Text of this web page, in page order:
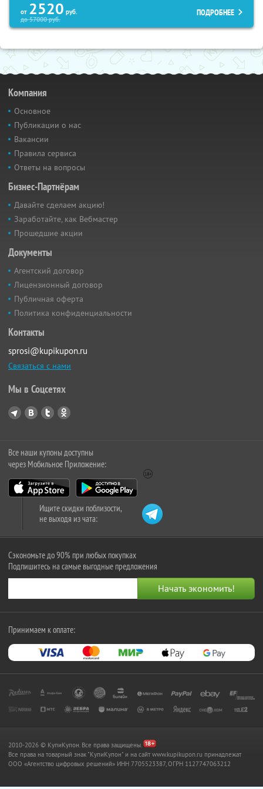
от 2520 руб.
до57000руб.
ПОДРОБНЕЕ
Компания
Основное
Публикации о нас
Вакансии
Правила сервиса
Ответы на вопросы
Бизнес-Партнёрам
Давайте сделаем акцию!
Заработайте, как Вебмастер
Прошедшие акции
Документы
Агентский договор
Лицензионный договор
Публичная оферта
Политика конфиденциальности
Контакты
sprosi@kupikupon.ru
Связаться с нами
Мы в Соцсетях
Все наши купоны доступны
через Мобильное Приложение:
Ищите скидки поблизости,
не выходя из чата:
Сэкономьте до 90% при любых покупках
Подпишитесь на самые выгодные предложения
Принимаем к оплате:
2010-2026 © КупиКупон. Все права защищены.
Все права на товарный знак "КупиКупон" и на сайт www.kupikupon.ru принадлежат
OOO «Агентство цифровых решений» ИНН 7705523387, ОГРН 1127747063212